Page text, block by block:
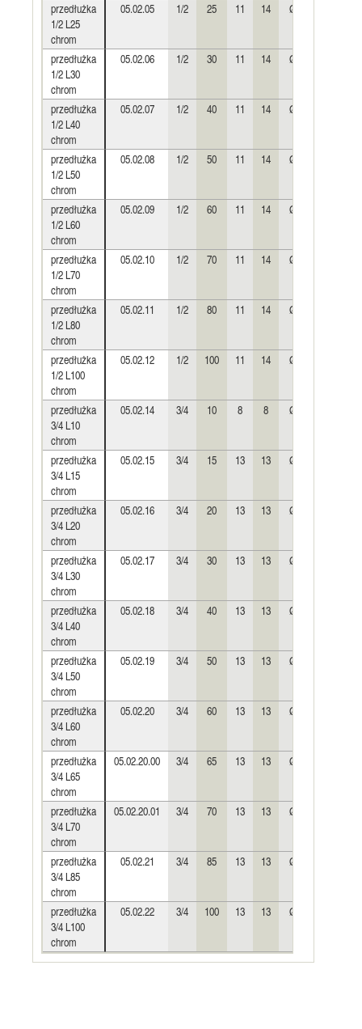
przedłużka
1/2 L25
chrom
05.02.05 1/2 25 11 14 Ø24
przedłużka
1/2 L30
chrom
05.02.06 1/2 30 11 14 Ø24
przedłużka
1/2 L40
chrom
05.02.07 1/2 40 11 14 Ø24
przedłużka
1/2 L50
chrom
05.02.08 1/2 50 11 14 Ø24
przedłużka
1/2 L60
chrom
05.02.09 1/2 60 11 14 Ø24
przedłużka
1/2 L70
chrom
05.02.10 1/2 70 11 14 Ø24
przedłużka
1/2 L80
chrom
05.02.11 1/2 80 11 14 Ø24
przedłużka
1/2 L100
chrom
05.02.12 1/2 100 11 14 Ø24
przedłużka
3/4 L10
chrom
05.02.14 3/4 10 8 8 Ø30
przedłużka
3/4 L15
chrom
05.02.15 3/4 15 13 13 Ø30
przedłużka
3/4 L20
chrom
05.02.16 3/4 20 13 13 Ø30
przedłużka
3/4 L30
chrom
05.02.17 3/4 30 13 13 Ø30
przedłużka
3/4 L40
chrom
05.02.18 3/4 40 13 13 Ø30
przedłużka
3/4 L50
chrom
05.02.19 3/4 50 13 13 Ø30
przedłużka
3/4 L60
chrom
05.02.20 3/4 60 13 13 Ø30
przedłużka
3/4 L65
chrom
05.02.20.00 3/4 65 13 13 Ø30
przedłużka
3/4 L70
chrom
05.02.20.01 3/4 70 13 13 Ø30
przedłużka
3/4 L85
chrom
05.02.21 3/4 85 13 13 Ø30
przedłużka
3/4 L100
chrom
05.02.22 3/4 100 13 13 Ø30